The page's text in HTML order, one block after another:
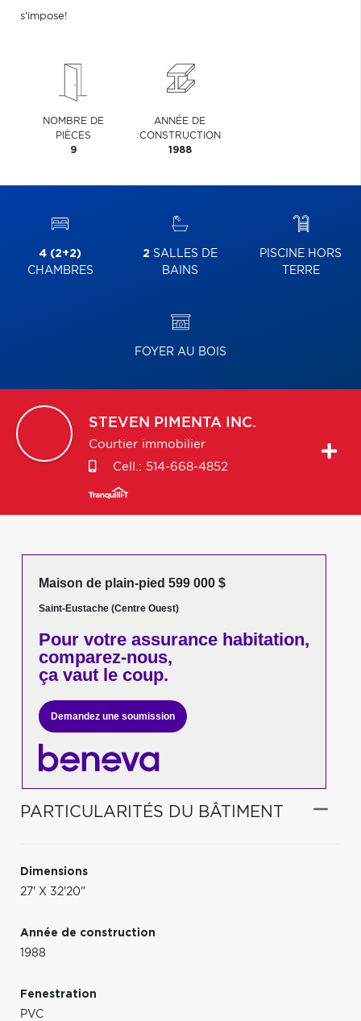
s'impose!
NOMBRE DE
PIÈCES
9
ANNÉE DE
CONSTRUCTION
1988
4 (2+2)
CHAMBRES
2 SALLES DE
BAINS
PISCINE HORS
TERRE
FOYER AU BOIS
STEVEN PIMENTA INC.
Courtier immobilier
Cell.: 514-668-4852
Maison de plain-pied 599 000 $
Saint-Eustache (Centre Ouest)
Pour votreassurance habitation,
comparez-nous,
ça vaut le coup.
Demandez une soumission
PARTICULARITÉS DU BÂTIMENT
Dimensions
27' X 32'20"
Année de construction
1988
Fenestration
PVC